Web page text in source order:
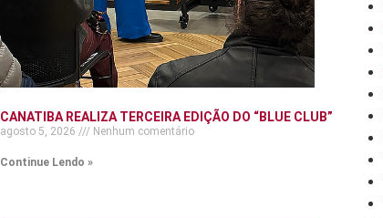
CANATIBA REALIZA TERCEIRA EDIÇÃO DO “BLUE CLUB”
agosto 5, 2026 Nenhum comentário
Continue Lendo »